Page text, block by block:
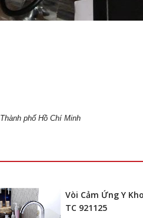
phố Hồ Chí Minh
Vòi Cảm Ứng Y
TC 921125